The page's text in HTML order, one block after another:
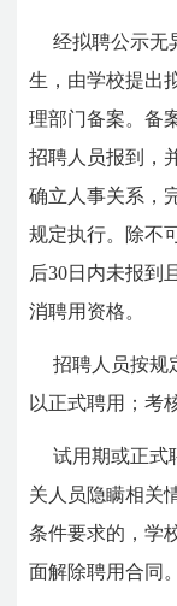
经拟聘公示无
生，由学校提出
理部门备案。备
招聘人员报到，
确立人事关系，
规定执行。除不
后30日内未报到
消聘用资格。
招聘人员按规
以正式聘用；考
试用期或正式
关人员隐瞒相关
条件要求的，学
面解除聘用合同。